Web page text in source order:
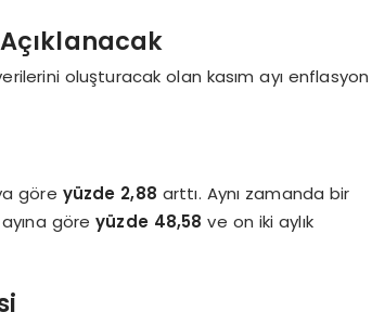
oluşturacak olan kasım ayı enflasyon
göre yüzde 2,88 arttı. Aynı zamanda bir
ayına göreyüzde 48,58 ve on iki aylık